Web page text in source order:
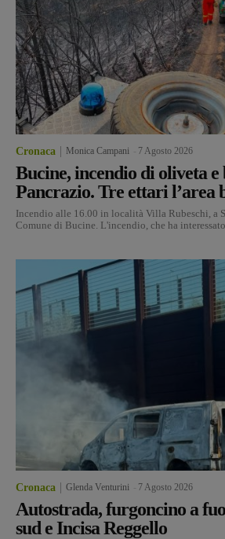
Cronaca Monica Campani 7 Agosto 2026
Bucine, incendio di oliveta e
Pancrazio. Tre ettari l’area
Incendio alle 16.00 in località Villa Rubeschi, a
Comune di Bucine. L'incendio, che ha interessato
Cronaca Glenda Venturini 7 Agosto 2026
Autostrada, furgoncino a
sud e Incisa Reggello